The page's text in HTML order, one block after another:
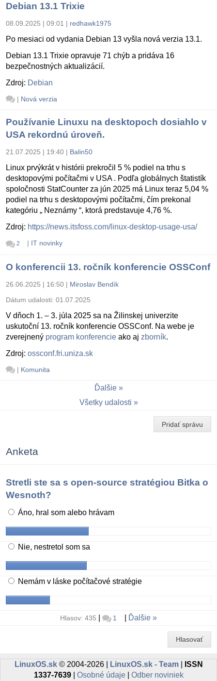
Debian 13.1 Trixie
08.09.2025 | 09:01 | redhawk1975
Po mesiaci od vydania Debian 13 vyšla nová verzia 13.1.
Debian 13.1 Trixie opravuje 71 chýb a pridáva 16
bezpečnostných aktualizácií.
Zdroj: Debian
| Nová verzia
Používanie Linuxu na desktopoch dosiahlo v
USA rekordnú úroveň.
21.07.2025 | 19:40 | Balin50
Linux prvýkrát v histórii prekročil 5 % podiel na trhu s
desktopovými počítačmi v USA . Podľa globálnych štatistík
spoločnosti StatCounter za jún 2025 má Linux teraz 5,04 %
podiel na trhu s desktopovými počítačmi, čím prekonal
kategóriu „ Neznámy “, ktorá predstavuje 4,76 %.
Zdroj: https://news.itsfoss.com/linux-desktop-usage-usa/
2 | IT novinky
O konferencii 13. ročník konferencie OSSConf
26.06.2025 | 16:50 | Miroslav Bendík
Dátum udalosti: 01.07.2025
V dňoch 1. – 3. júla 2025 sa na Žilinskej univerzite
uskutoční 13. ročník konferencie OSSConf. Na webe je
zverejnený program konferencie ako aj zborník.
Zdroj: ossconf.fri.uniza.sk
| Komunita
Ďalšie
Všetky udalosti
Pridať správu
Anketa
Stretli ste sa s open-source stratégiou Bitka o
Wesnoth?
Áno, hral som alebo hrávam
Nie, nestretol som sa
Nemám v láske počítačové stratégie
Hlasov: 435 1 Ďalšie
Hlasovať
LinuxOS.sk© 2004-2026 | LinuxOS.sk - Team|
ISSN
1337-7639| Osobné údaje| Odber noviniek